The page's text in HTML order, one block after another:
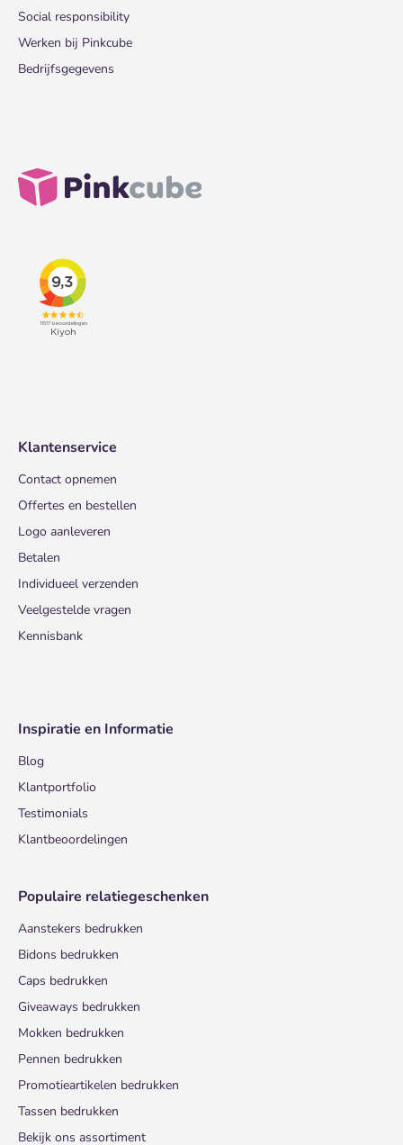
Social responsibility
Werken bij Pinkcube
Bedrijfsgegevens
Klantenservice
Contact opnemen
Offertes en bestellen
Logo aanleveren
Betalen
Individueel verzenden
Veelgestelde vragen
Kennisbank
Inspiratie en Informatie
Blog
Klantportfolio
Testimonials
Klantbeoordelingen
Populaire relatiegeschenken
Aanstekers bedrukken
Bidons bedrukken
Caps bedrukken
Giveaways bedrukken
Mokken bedrukken
Pennen bedrukken
Promotieartikelen bedrukken
Tassen bedrukken
Bekijk ons assortiment